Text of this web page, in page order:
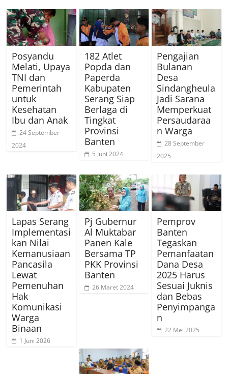
Posyandu
Melati, Upaya
TNI dan
Pemerintah
untuk
Kesehatan
Ibu dan Anak
24 September
2024
182 Atlet
Popda dan
Paperda
Kabupaten
Serang Siap
Berlaga di
Tingkat
Provinsi
Banten
5 Juni 2024
Pengajian
Bulanan
Desa
Sindangheula
Jadi Sarana
Memperkuat
Persaudaraa
n Warga
28 September
2025
Lapas Serang
Implementasi
kan Nilai
Kemanusiaan
Pancasila
Lewat
Pemenuhan
Hak
Komunikasi
Warga
Binaan
1 Juni 2026
Pj Gubernur
Al Muktabar
Panen Kale
Bersama TP
PKK Provinsi
Banten
26 Maret 2024
Pemprov
Banten
Tegaskan
Pemanfaatan
Dana Desa
2025 Harus
Sesuai Juknis
dan Bebas
Penyimpanga
n
22 Mei 2025